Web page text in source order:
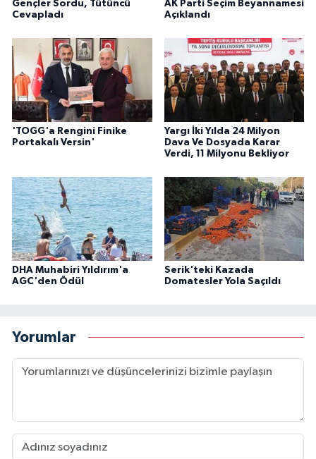
Gençler Sordu, Tütüncü
Cevapladı
AK Parti Seçim Beyannamesi
Açıklandı
'TOGG'a Rengini Finike
Portakalı Versin'
Yargı İki Yılda 24 Milyon
Dava Ve Dosyada Karar
Verdi, 11 Milyonu Bekliyor
DHA Muhabiri Yıldırım'a
AGC'den Ödül
Serik'teki Kazada
Domatesler Yola Saçıldı
Yorumlar